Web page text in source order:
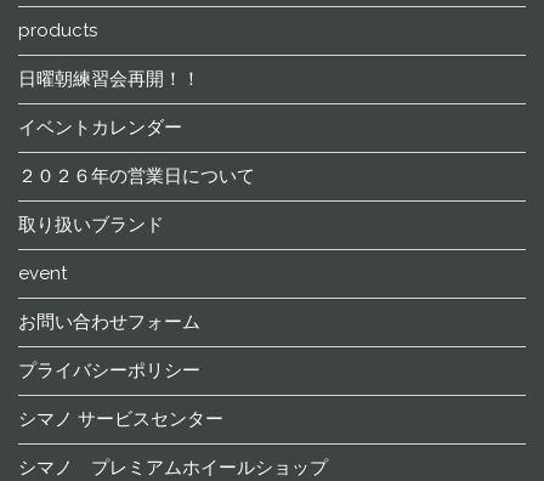
products
日曜朝練習会再開！！
イベントカレンダー
２０２６年の営業日について
取り扱いブランド
event
お問い合わせフォーム
プライバシーポリシー
シマノ サービスセンター
シマノ プレミアムホイールショップ